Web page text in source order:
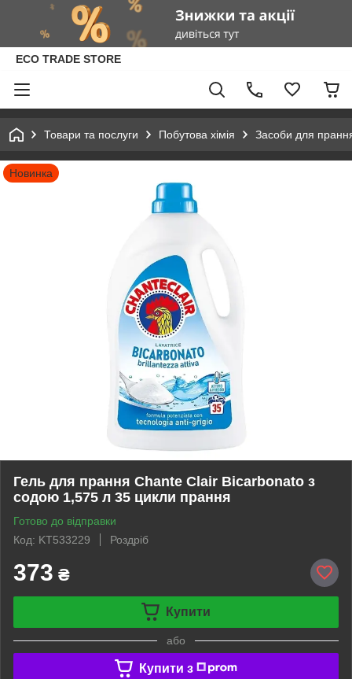
ECO TRADE STORE
Товари та послуги Побутова хімія Засоби для
Новинка
Гель для прання Chante Clair Bicarbonato з
содою 1,575 л 35 цикли прання
Готово до відправки
Код: KT533229
Роздріб
373 ₴
Купити
або
Купити з